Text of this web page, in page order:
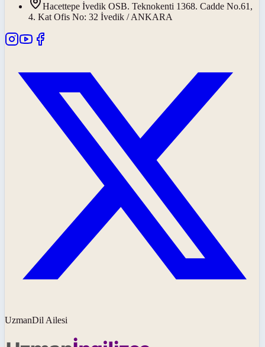
Hacettepe İvedik OSB. Teknokenti 1368. Cadde No.61,
4. Kat Ofis No: 32 İvedik / ANKARA
UzmanDil Ailesi